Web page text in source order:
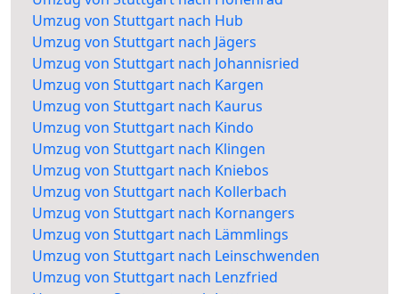
Umzug von Stuttgart nach Hub
Umzug von Stuttgart nach Jägers
Umzug von Stuttgart nach Johannisried
Umzug von Stuttgart nach Kargen
Umzug von Stuttgart nach Kaurus
Umzug von Stuttgart nach Kindo
Umzug von Stuttgart nach Klingen
Umzug von Stuttgart nach Kniebos
Umzug von Stuttgart nach Kollerbach
Umzug von Stuttgart nach Kornangers
Umzug von Stuttgart nach Lämmlings
Umzug von Stuttgart nach Leinschwenden
Umzug von Stuttgart nach Lenzfried